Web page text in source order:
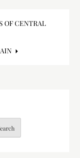
OF CENTRAL